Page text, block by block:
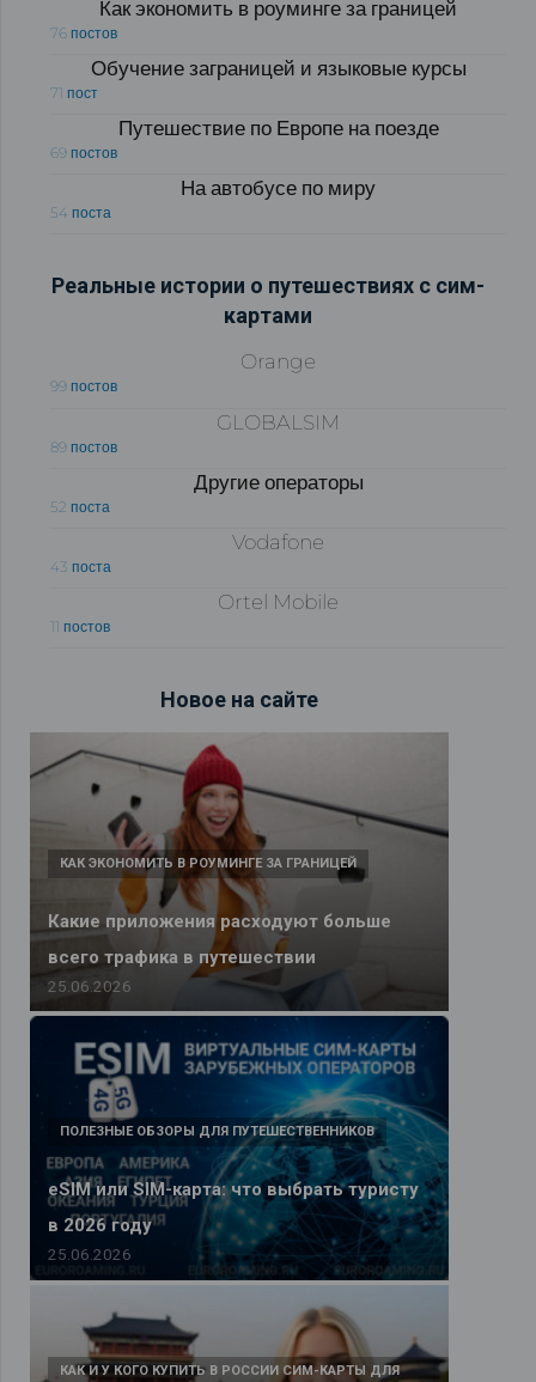
Как экономить в роуминге за границей
76 постов
Обучение заграницей и языковые курсы
71 пост
Путешествие по Европе на поезде
69 постов
На автобусе по миру
54 поста
Реальные истории о путешествиях с сим-
картами
Orange
99 постов
GLOBALSIM
89 постов
Другие операторы
52 поста
Vodafone
43 поста
Ortel Mobile
11 постов
Новое на сайте
Какие приложения расходуют больше
всего трафика в путешествии
КАК ЭКОНОМИТЬ В РОУМИНГЕ ЗА ГРАНИЦЕЙ
25.06.2026
eSIM или SIM-карта: что выбрать туристу
в 2026 году
ПОЛЕЗНЫЕ ОБЗОРЫ ДЛЯ ПУТЕШЕСТВЕННИКОВ
25.06.2026
КАК И У КОГО КУПИТЬ В РОССИИ СИМ-КАРТЫ ДЛЯ